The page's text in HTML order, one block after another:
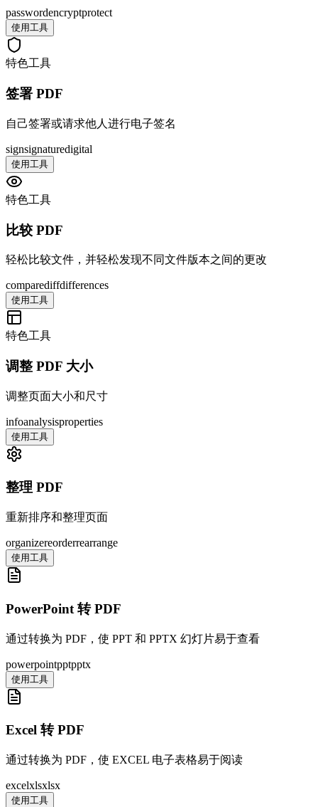
passwordencryptprotect
使用工具
特色工具
签署 PDF
自己签署或请求他人进行电子签名
signsignaturedigital
使用工具
特色工具
比较 PDF
轻松比较文件，并轻松发现不同文件版本之间的更改
comparediffdifferences
使用工具
特色工具
调整 PDF 大小
调整页面大小和尺寸
infoanalysisproperties
使用工具
整理 PDF
重新排序和整理页面
organizereorderrearrange
使用工具
PowerPoint 转 PDF
通过转换为 PDF，使 PPT 和 PPTX 幻灯片易于查看
powerpointpptpptx
使用工具
Excel 转 PDF
通过转换为 PDF，使 EXCEL 电子表格易于阅读
excelxlsxlsx
使用工具